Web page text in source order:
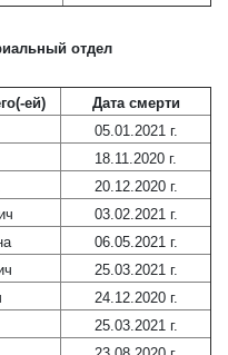
отдел
ей)
Дата смерти
05.01.2021 г.
18.11.2020 г.
20.12.2020 г.
03.02.2021 г.
06.05.2021 г.
25.03.2021 г.
24.12.2020 г.
25.03.2021 г.